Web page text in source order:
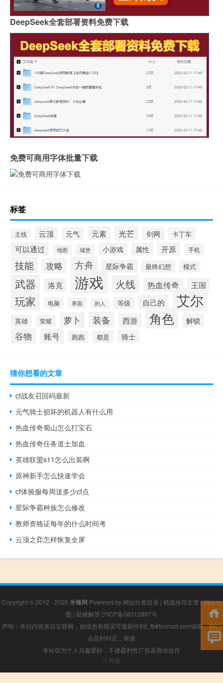
DeepSeek全套部署资料免费下载
免费可商用字体批量下载
标签
主线 云顶 元气 元素 光芒 剑网 卡丁车
可以通过 地图 城堡 小游戏 属性 开原 手机
技能 攻略 方舟 星际争霸 最终幻想 模式
武器 洛克 游戏 火线 热血传奇 王国
玩家 电脑 界面 的人 等级 自己的 艾尔
英雄 荣耀 萝卜 装备 西游 角色 解锁
谷物 账号 跑跑 都是 骑士
猜你想看的文章
cf战友召回码最新
元气骑士损坏的机器人有什么用
热血传奇蜀山怎么打宝石
热血传奇任务道士加血
英雄联盟s11怎么出装啊
原神新手怎么快速学会
cf体验服每周送多少cf点
星际争霸种族怎么修改
教师资格证每年的什么时间考
云顶之弈怎样恢复全屏
Copyright © 2012 - 2026 米锋网 Powered by 网站分类目录 | 精选推荐文章 |网站地
图 | 疑难解答 沪ICP备08012897号
声明：本站内容来自互联网，如信息有错误可发邮件到f_fb#foxmail.com说明，我们
会及时纠正，谢谢
本站仅为个人兴趣爱好，不接盈利性广告及商业合作
小男孩